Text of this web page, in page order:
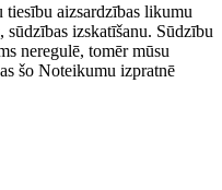
tiesību aizsardzības likumu
sūdzības izskatīšanu. Sūdzību
neregulē, tomēr mūsu
šo Noteikumu izpratnē